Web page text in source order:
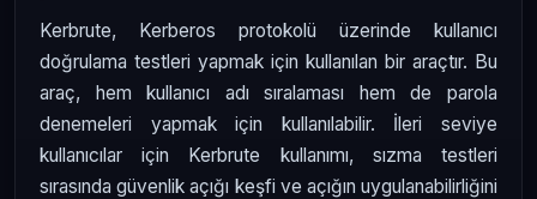
Kerbrute, Kerberos protokolü üzerinde kullanıcı
doğrulama testleri yapmak için kullanılan bir araçtır. Bu
araç, hem kullanıcı adı sıralaması hem de parola
denemeleri yapmak için kullanılabilir. İleri seviye
kullanıcılar için Kerbrute kullanımı, sızma testleri
sırasında güvenlik açığı keşfi ve açığın uygulanabilirliğini